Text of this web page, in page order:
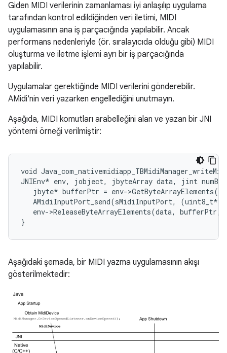
Giden MIDI verilerinin zamanlaması iyi anlaşılıp uygulama
tarafından kontrol edildiğinden veri iletimi, MIDI
uygulamasının ana iş parçacığında yapılabilir. Ancak
performans nedenleriyle (ör. sıralayıcıda olduğu gibi) MIDI
oluşturma ve iletme işlemi ayrı bir iş parçacığında
yapılabilir.
Uygulamalar gerektiğinde MIDI verilerini gönderebilir.
AMidi'nin veri yazarken engellediğini unutmayın.
Aşağıda, MIDI komutları arabelleğini alan ve yazan bir JNI
yöntemi örneği verilmiştir:
void
JNIEnv* env, jobject, jbyteArray data, jint
jbyte* bufferPtr = env-
AMidiInputPort_send(sMidiInputPort,
env->ReleaseByteArrayElements(data, bufferPtr,
Aşağıdaki şemada, bir MIDI yazma uygulamasının akışı
gösterilmektedir: